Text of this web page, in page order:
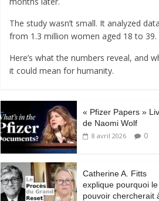
The study wasn’t small. It analyzed data
from 1.3 million women aged 18 to 39.
Here’s what the numbers reveal, and
it could mean for humanity.
« Pfizer Papers »
de Naomi Wolf
8 avril 2026 0
Catherine A. Fitts
explique pourquoi le
pouvoir chercherait